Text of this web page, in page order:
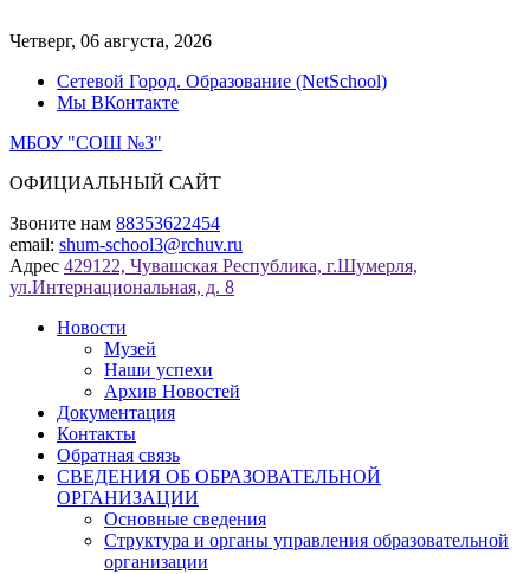
к
Четверг, 06 августа, 2026
Сетевой Город. Образование (NetSchool)
Мы ВКонтакте
МБОУ "СОШ №3"
ОФИЦИАЛЬНЫЙ САЙТ
Звоните нам 88353622454
email: shum-school3@rchuv.ru
Адрес 429122, Чувашская Республика, г.Шумерля,
ул.Интернациональная, д. 8
Новости
Музей
Наши успехи
Архив Новостей
Документация
Контакты
Обратная связь
СВЕДЕНИЯ ОБ ОБРАЗОВАТЕЛЬНОЙ
ОРГАНИЗАЦИИ
Основные сведения
Структура и органы управления образовательной
организации